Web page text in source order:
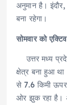
अनुमान है। इंदौर,
बना रहेगा।
सोमवार को
उत्तर मध्य
क्षेत्र बना हुआ
से 7.6 किमी
ओर झुक रहा है।